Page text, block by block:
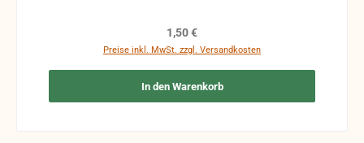
Funktion nicht mehr gewährleistet werden und die
Regulärer Preis:
1,50 €
Preise inkl. MwSt. zzgl. Versandkosten
In den Warenkorb